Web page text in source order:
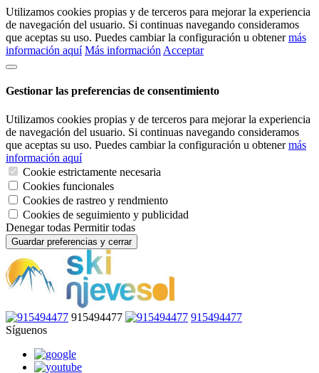
Utilizamos cookies propias y de terceros para mejorar la experiencia
de navegación del usuario. Si continuas navegando consideramos
que aceptas su uso. Puedes cambiar la configuración u obtenermás
información aquí Más información Acceptar
Gestionar las preferencias de consentimiento
Utilizamos cookies propias y de terceros para mejorar la experiencia
de navegación del usuario. Si continuas navegando consideramos
que aceptas su uso. Puedes cambiar la configuración u obtenermás
información aquí
Cookie estrictamente necesaria
Cookies funcionales
Cookies de rastreo y rendmiento
Cookies de seguimiento y publicidad
Denegar todas Permitir todas
Guardar preferencias y cerrar
915494477
915494477
Síguenos